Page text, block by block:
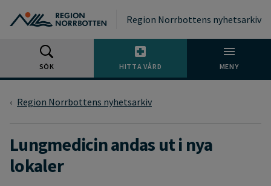
Region Norrbottens nyhetsarkiv
SÖK HITTA VÅRD MENY
Region Norrbottens nyhetsarkiv
Lungmedicin andas ut i nya
lokaler